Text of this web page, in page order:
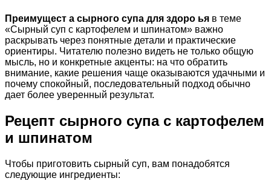
Преимущест а сырного супа для здоро ья в теме
«Сырный суп с картофелем и шпинатом» важно
раскрывать через понятные детали и практические
ориентиры. Читателю полезно видеть не только общую
мысль, но и конкретные акценты: на что обратить
внимание, какие решения чаще оказываются удачными и
почему спокойный, последовательный подход обычно
дает более уверенный результат.
Рецепт сырного супа с картофелем
и шпинатом
Чтобы приготовить сырный суп, вам понадобятся
следующие ингредиенты: